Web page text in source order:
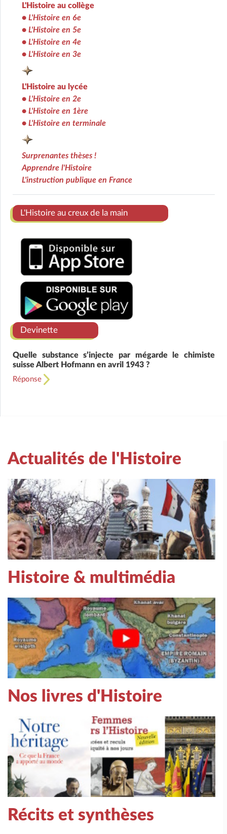
L'Histoire au collège
• L'Histoire en 6e
• L'Histoire en 5e
• L'Histoire en 4e
• L'Histoire en 3e
L'Histoire au lycée
• L'Histoire en 2e
• L'Histoire en 1ère
• L'Histoire en terminale
Surprenantes thèses !
Apprendre l'Histoire
L'instruction publique en France
L'Histoire au creux de la main
Devinette
Quelle substance s’injecte par mégarde le chimiste
suisse Albert Hofmann en avril 1943 ?
Réponse
Actualités de l'Histoire
Histoire & multimédia
Nos livres d'Histoire
Récits et synthèses